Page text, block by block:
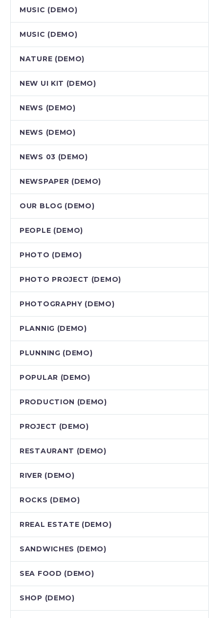
MUSIC (DEMO)
MUSIC (DEMO)
NATURE (DEMO)
NEW UI KIT (DEMO)
NEWS (DEMO)
NEWS (DEMO)
NEWS 03 (DEMO)
NEWSPAPER (DEMO)
OUR BLOG (DEMO)
PEOPLE (DEMO)
PHOTO (DEMO)
PHOTO PROJECT (DEMO)
PHOTOGRAPHY (DEMO)
PLANNIG (DEMO)
PLUNNING (DEMO)
POPULAR (DEMO)
PRODUCTION (DEMO)
PROJECT (DEMO)
RESTAURANT (DEMO)
RIVER (DEMO)
ROCKS (DEMO)
RREAL ESTATE (DEMO)
SANDWICHES (DEMO)
SEA FOOD (DEMO)
SHOP (DEMO)